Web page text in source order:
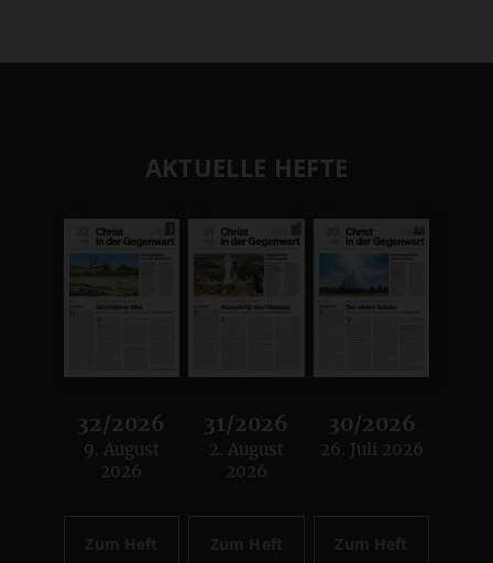
AKTUELLE HEFTE
32/2026
:
9. August
2026
Zum Heft
31/2026
:
2. August
2026
Zum Heft
30/2026
:
26. Juli 2026
Zum Heft